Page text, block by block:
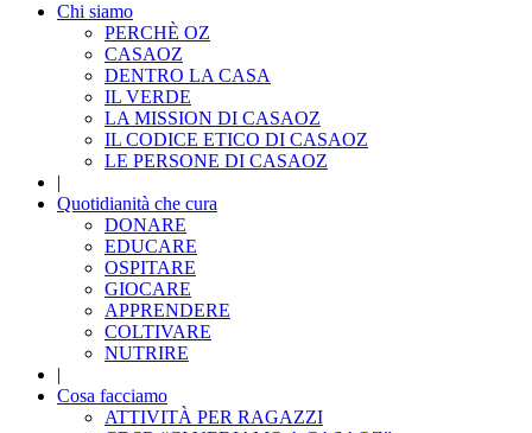
Chi siamo
PERCHÈ OZ
CASAOZ
DENTRO LA CASA
IL VERDE
LA MISSION DI CASAOZ
IL CODICE ETICO DI CASAOZ
LE PERSONE DI CASAOZ
|
Quotidianità che cura
DONARE
EDUCARE
OSPITARE
GIOCARE
APPRENDERE
COLTIVARE
NUTRIRE
|
Cosa facciamo
ATTIVITÀ PER RAGAZZI